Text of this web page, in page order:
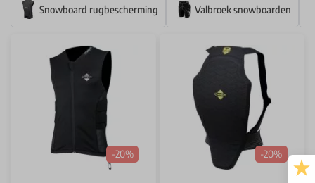
Snowboard rugbescherming Valbroek snowboarden
-20% -20%